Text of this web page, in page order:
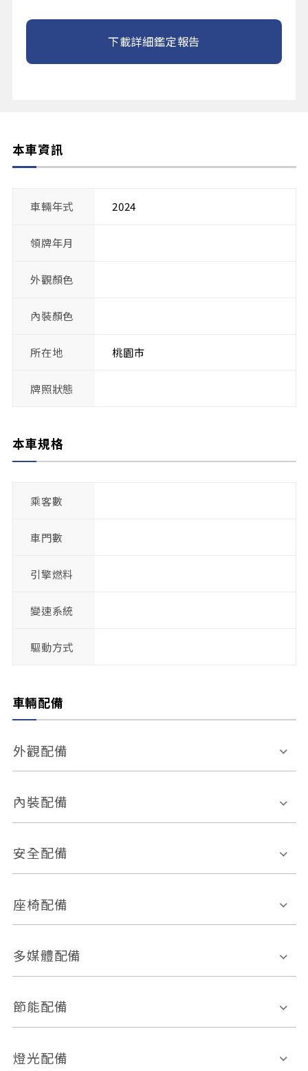
下載詳細鑑定報告
本車資訊
車輛年式 2024
領牌年月
外觀顏色
內裝顏色
所在地 桃園市
牌照狀態
本車規格
乘客數
車門數
引擎燃料
變速系統
驅動方式
車輛配備
外觀配備
電動天窗
後視鏡方向指示燈
內裝配備
多功能方向盤
恆溫空調
安全配備
前座正面氣囊
ABS防鎖死
車道偏離警示
自動停車系統 盲點偵測系統
倒車雷達
座椅配備
皮椅
多媒體配備
外部音源接入
節能配備
引擎啟閉系統
燈光配備